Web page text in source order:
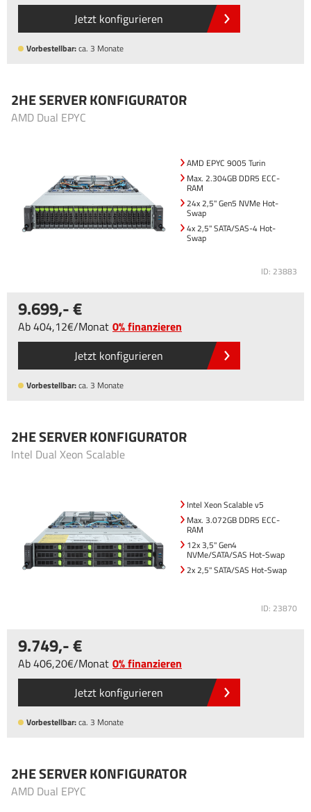
Jetzt konfigurieren
Vorbestellbar:ca. 3 Monate
2HE SERVER KONFIGURATOR
AMD Dual EPYC
AMD EPYC 9005 Turin
Max. 2.304GB DDR5 ECC-
RAM
24x 2,5" Gen5 NVMe Hot-
Swap
4x 2,5" SATA/SAS-4 Hot-
Swap
ID: 23883
9.699,-
Ab404,12 /Monat 0% finanzieren
Jetzt konfigurieren
Vorbestellbar:ca. 3 Monate
2HE SERVER KONFIGURATOR
Intel Dual Xeon Scalable
Intel Xeon Scalable v5
Max. 3.072GB DDR5 ECC-
RAM
12x 3,5" Gen4
NVMe/SATA/SAS Hot-Swap
2x 2,5" SATA/SAS Hot-Swap
ID: 23870
9.749,-
Ab406,20 /Monat 0% finanzieren
Jetzt konfigurieren
Vorbestellbar:ca. 3 Monate
2HE SERVER KONFIGURATOR
AMD Dual EPYC